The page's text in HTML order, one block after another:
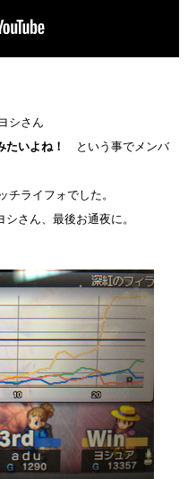
シさん
いよね！
という事でメンバ
チライフォでした。
さん、最後お通夜に。